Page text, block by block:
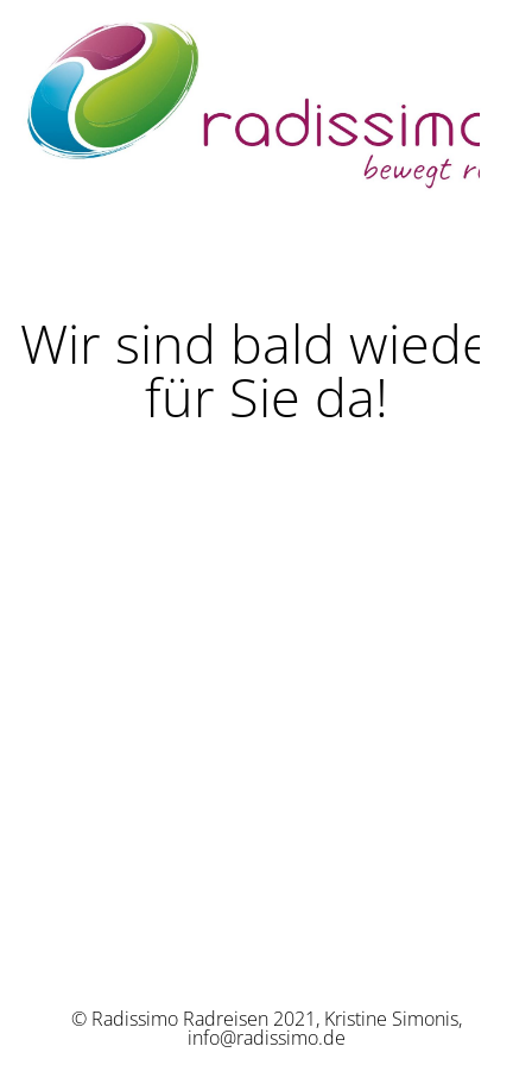
Wir sind bald wieder
für Sie da!
© Radissimo Radreisen 2021, Kristine Simonis,
info@radissimo.de